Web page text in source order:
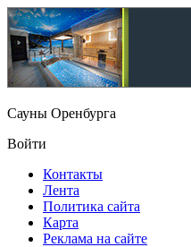
Сауны Оренбурга
Войти
Контакты
Лента
Политика сайта
Карта
Реклама на сайте